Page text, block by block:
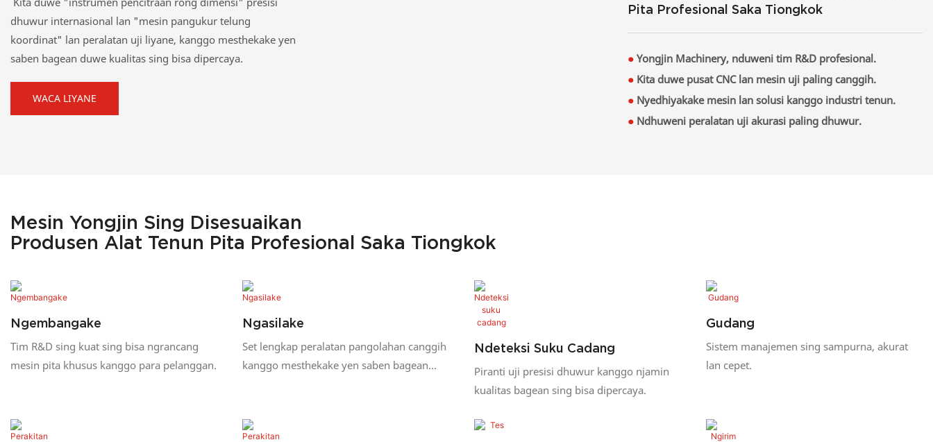
dhuwur internasional lan "mesin pangukur telung
koordinat" lan peralatan uji liyane, kanggo mesthekake yen
saben bagean duwe kualitas sing bisa dipercaya.
WACA LIYANE
Pita Profesional Saka Tiongkok
● Yongjin Machinery, nduweni tim R&D profesional.
● Kita duwe pusat CNC lan mesin uji paling canggih.
● Nyedhiyakake mesin lan solusi kanggo industri tenun.
● Ndhuweni peralatan uji akurasi paling dhuwur.
Mesin Yongjin Sing Disesuaikan
Produsen Alat Tenun Pita Profesional Saka Tiongkok
Ngembangake
Tim R&D sing kuat sing bisa ngrancang
mesin pita khusus kanggo para pelanggan.
Ngasilake
Set lengkap peralatan pangolahan canggih
kanggo mesthekake yen saben bagean
Ndeteksi Suku Cadang
Piranti uji presisi dhuwur kanggo njamin
kualitas bagean sing bisa dipercaya.
Gudang
Sistem manajemen sing sampurna, akurat
lan cepet.